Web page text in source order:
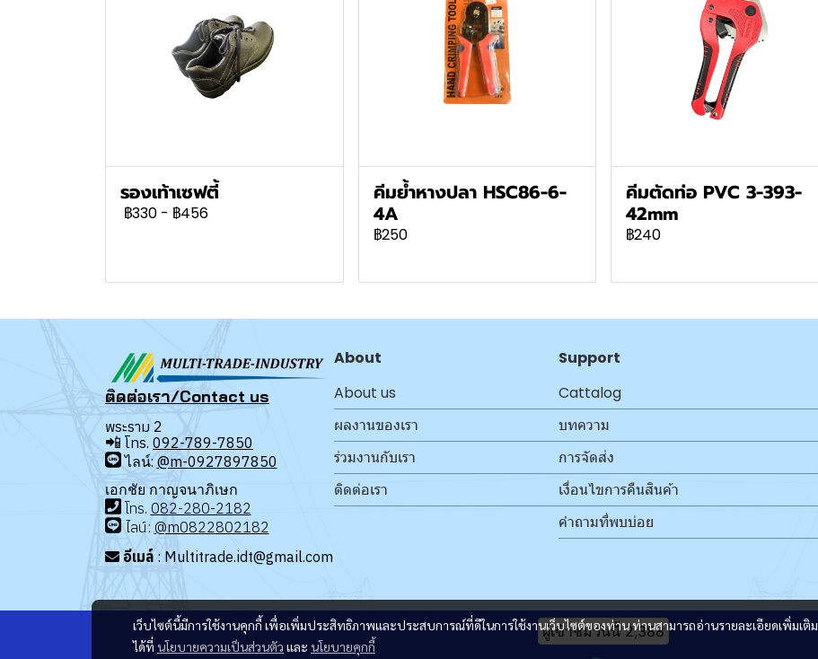
รองเท้าเซฟตี้
฿330 - ฿456
คีมย้ำหางปลา HSC86-6-
4A
฿250
คีมตัดท่อ PVC 3-393-
42mm
฿240
เว็บไซต์นี้มีการใช้งานคุกกี้ เพื่อเพิ่มประสิทธิภาพและประสบการณ์ที่ดีในการใช้งานเว็บไซต์ของท่าน ท่านสามารถอ่านรายละเอียดเพิ่มเติม
ได้ที่ นโยบายความเป็นส่วนตัว และ นโยบายคุกกี้
ติดต่อเรา/Contact us
พระราม 2
📲 โทร. 092-789-7850
ไลน์: @m-0927897850
เอกชัย กาญจนาภิเษก
โทร. 082-280-2182
ไลน์: @m0822802182
อีเมล์ : Multitrade.idt@gmail.com
About
About us
ผลงานของเรา
ร่วมงานกับเรา
ติดต่อเรา
Support
Cattalog
บทความ
การจัดส่ง
เงื่อนไขการคืนสินค้า
คำถามที่พบบ่อย
ผู้เข้าชมวันนี้2,388